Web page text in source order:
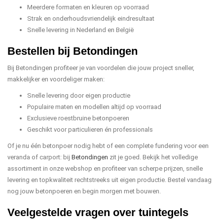
Meerdere formaten en kleuren op voorraad
Strak en onderhoudsvriendelijk eindresultaat
Snelle levering in Nederland en België
Bestellen bij Betondingen
Bij Betondingen profiteer je van voordelen die jouw project sneller,
makkelijker en voordeliger maken:
Snelle levering door eigen productie
Populaire maten en modellen altijd op voorraad
Exclusieve roestbruine betonpoeren
Geschikt voor particulieren én professionals
Of je nu één betonpoer nodig hebt of een complete fundering voor een
veranda of carport: bij Betondingen zit je goed. Bekijk het volledige
assortiment in onze webshop en profiteer van scherpe prijzen, snelle
levering en topkwaliteit rechtstreeks uit eigen productie. Bestel vandaag
nog jouw betonpoeren en begin morgen met bouwen.
Veelgestelde vragen over tuintegels